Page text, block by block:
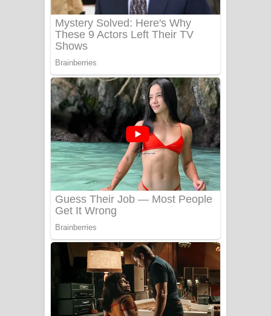
Liyamuda Dan Anagathe Song Lyrics
Doni Song Lyrics - දෝණි ගීතයේ පද
පෙළ
Benthara Palame Song Lyrics -
බෙන්තර පාලමේ ගීතයේ පද පෙළ
Sanda Babalena Song Lyrics - සඳ
බැබලෙන ගීතයේ පද පෙළ
Adare Wadi Nisa Song Lyrics - ආදරේ
වැඩි නිසා ගීතයේ පද පෙළ
UNUHUMA Song Lyrics - උණුහුම
ගීතයේ පද පෙළ